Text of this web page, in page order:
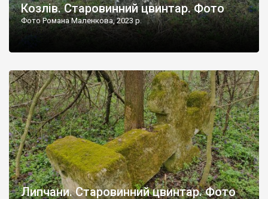
Козлів. Старовинний цвинтар. Фото
Фото Романа Маленкова, 2023 р.
Липчани. Старовинний цвинтар. Фото